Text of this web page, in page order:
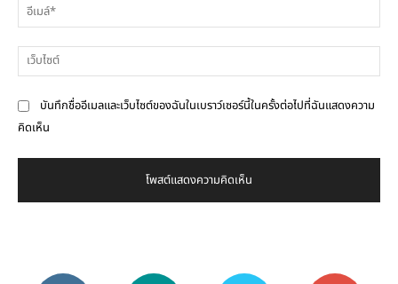
บันทึกชื่ออีเมลและเว็บไซต์ของฉันในเบราว์เซอร์นี้ในครั้งต่อไปที่ฉันแสดงความ
คิดเห็น